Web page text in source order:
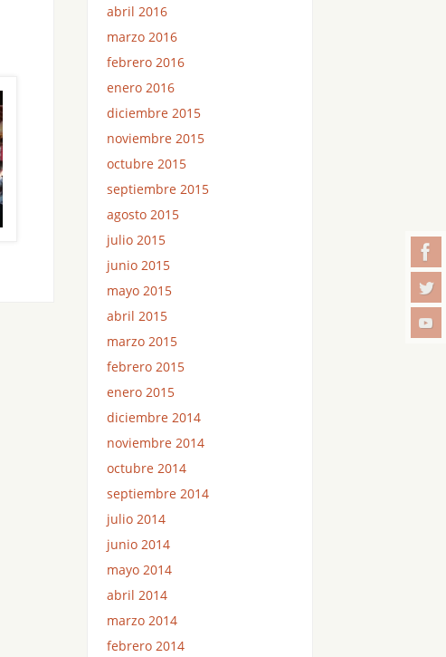
abril 2016
marzo 2016
febrero 2016
enero 2016
diciembre 2015
noviembre 2015
octubre 2015
septiembre 2015
agosto 2015
julio 2015
junio 2015
mayo 2015
abril 2015
marzo 2015
febrero 2015
enero 2015
diciembre 2014
noviembre 2014
octubre 2014
septiembre 2014
julio 2014
junio 2014
mayo 2014
abril 2014
marzo 2014
febrero 2014